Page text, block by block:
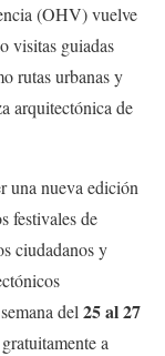
(OHV) vuelve
visitas guiadas
rutas urbanas y
arquitectónica de
una nueva edición
festivales de
ciudadanos y
del 25 al 27
a